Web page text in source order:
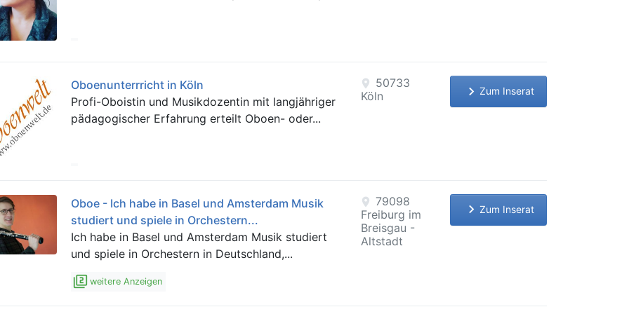
Oboenunterrricht in Köln
Profi-Oboistin und Musikdozentin mit langjähriger
pädagogischer Erfahrung erteilt Oboen- oder...
location_on 50733
Köln
keyboard_arrow_right Zum Inserat
Oboe - Ich habe in Basel und Amsterdam Musik
studiert und spiele in Orchestern...
Ich habe in Basel und Amsterdam Musik studiert
und spiele in Orchestern in Deutschland,...
filter_2 weitere Anzeigen
location_on 79098
Freiburg im
Breisgau -
Altstadt
keyboard_arrow_right Zum Inserat